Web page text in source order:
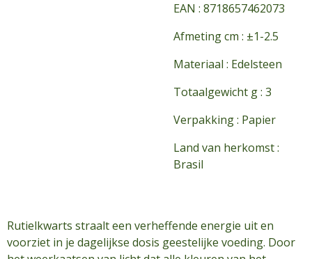
EAN : 8718657462073
Afmeting cm : ±1-2.5
Materiaal : Edelsteen
Totaalgewicht g : 3
Verpakking : Papier
Land van herkomst :
Brasil
Rutielkwarts straalt een verheffende energie uit en
voorziet in je dagelijkse dosis geestelijke voeding. Door